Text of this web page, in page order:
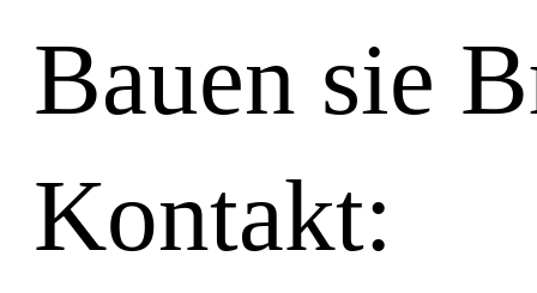
Bauen sie
Kontakt: